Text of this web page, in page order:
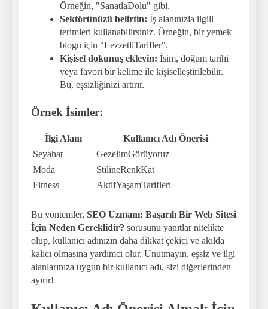
Örneğin, "SanatlaDolu" gibi.
Sektörünüzü belirtin: İş alanınızla ilgili
terimleri kullanabilirsiniz. Örneğin, bir yemek
blogu için "LezzetliTarifler".
Kişisel dokunuş ekleyin: İsim, doğum tarihi
veya favori bir kelime ile kişiselleştirilebilir.
Bu, eşsizliğinizi artırır.
Örnek İsimler:
İlgi Alanı
Kullanıcı Adı Önerisi
Seyahat
GezelimGörüyoruz
Moda
StilineRenkKat
Fitness
AktifYaşamTarifleri
Bu yöntemler, SEO Uzmanı: Başarılı Bir Web Sitesi
İçin Neden Gereklidir? sorusunu yanıtlar nitelikte
olup, kullanıcı adınızın daha dikkat çekici ve akılda
kalıcı olmasına yardımcı olur. Unutmayın, eşsiz ve ilgi
alanlarınıza uygun bir kullanıcı adı, sizi diğerlerinden
ayırır!